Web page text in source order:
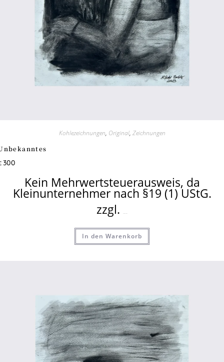
Kohlezeichnungen, Original, Zeichnungen
300
Kein Mehrwertsteuerausweis, da
Kleinunternehmer nach §19 (1) UStG.
zzgl.
In den Warenkorb